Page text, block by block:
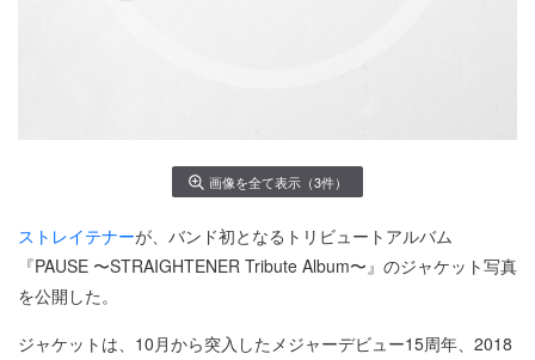
画像を全て表示（3件）
ストレイテナーが、バンド初となるトリビュートアルバム
『PAUSE 〜STRAIGHTENER Tribute Album〜』のジャケット写真
を公開した。
ジャケットは、10月から突入したメジャーデビュー15周年、2018